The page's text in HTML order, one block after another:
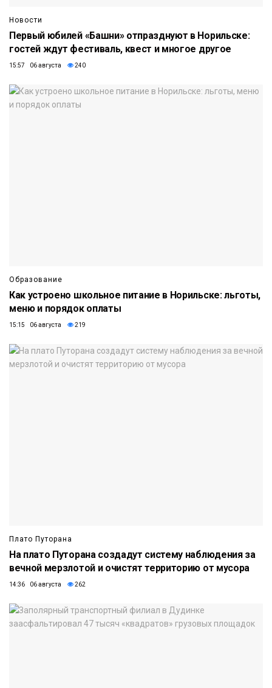
Новости
Первый юбилей «Башни» отпразднуют в Норильске:
гостей ждут фестиваль, квест и многое другое
15:57 06 августа 240
Образование
Как устроено школьное питание в Норильске: льготы,
меню и порядок оплаты
15:15 06 августа 219
Плато Путорана
На плато Путорана создадут систему наблюдения за
вечной мерзлотой и очистят территорию от мусора
14:36 06 августа 262